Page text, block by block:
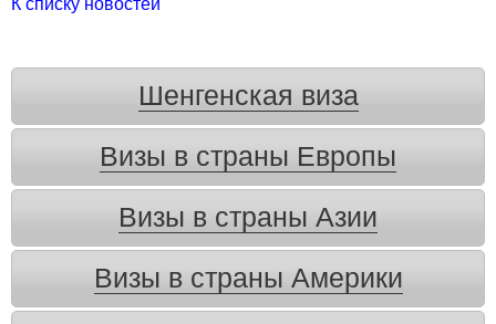
К списку новостей
Шенгенская виза
Визы в страны Европы
Визы в страны Азии
Визы в страны Америки